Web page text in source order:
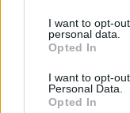
I want to opt-
personal data.
Opted In
I want to opt-
Personal Data.
Opted In